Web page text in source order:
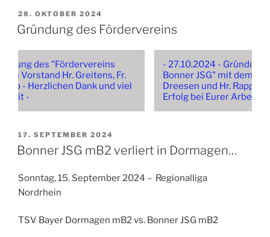
VERÖFFENTLICHT
AM
28. OKTOBER 2024
Gründung des Fördervereins
"Fördervereins
Hr. Greitens, Fr.
Dank und viel
- 27.10.2024 - Gründung des
Bonner JSG" mit dem Vorstand Hr.
Dreesen und Hr. Rapp - Herzlichen
Erfolg bei Eurer Arbeit -
VERÖFFENTLICHT
AM
17. SEPTEMBER 2024
Bonner JSG mB2 verliert in Dormagen…
Sonntag, 15. September 2024 – Regionalliga
Nordrhein
TSV Bayer Dormagen mB2 vs. Bonner JSG mB2